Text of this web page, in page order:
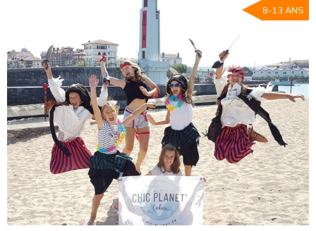
8-13 ANS